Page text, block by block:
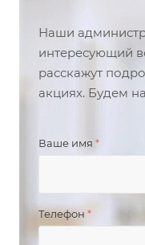
Наши
интересующий
расскажут
акциях. Будем
Ваше имя *
Телефон *